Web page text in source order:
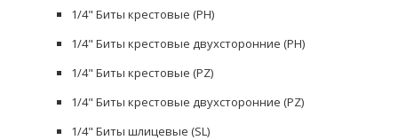
1/4" Биты крестовые (PH)
1/4" Биты крестовые двухсторонние (PH)
1/4" Биты крестовые (PZ)
1/4" Биты крестовые двухсторонние (PZ)
1/4" Биты шлицевые (SL)